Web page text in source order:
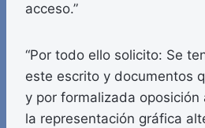
acceso.”
“Por todo ello solicito: Se
este escrito y documentos
y por formalizada oposición
la representación gráfica